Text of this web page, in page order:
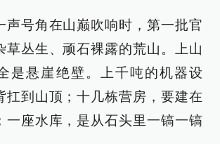
声号角在山巅吹响时，第一批官
草丛生、顽石裸露的荒山。上山
是悬崖绝壁。上千吨的机器设
扛到山顶；十几栋营房，要建在
一座水库，是从石头里一镐一镐